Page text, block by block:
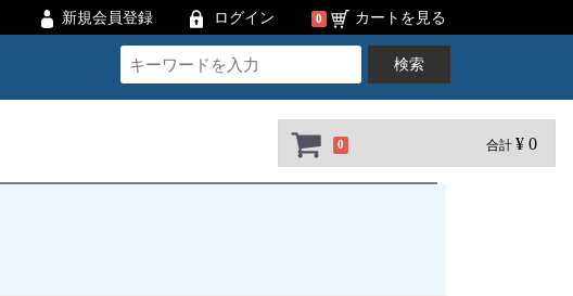
0 合計 ¥ 0
新規会員登録 ログイン 0 カートを見る
検索